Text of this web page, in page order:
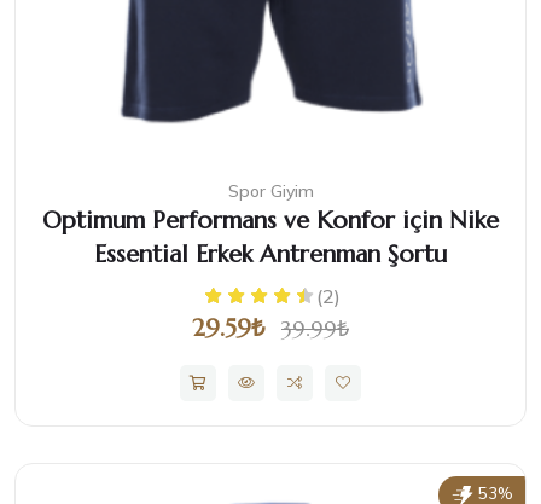
Spor Giyim
Optimum Performans ve Konfor için Nike
Essential Erkek Antrenman Şortu
(2)
29.59₺ 39.99₺
53%